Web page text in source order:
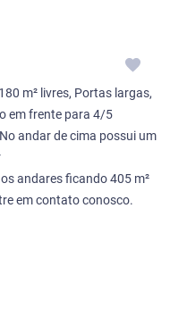
m² livres, Portas largas,
em frente para 4/5
andar de cima possui um
andares ficando 405 m²
em contato conosco.